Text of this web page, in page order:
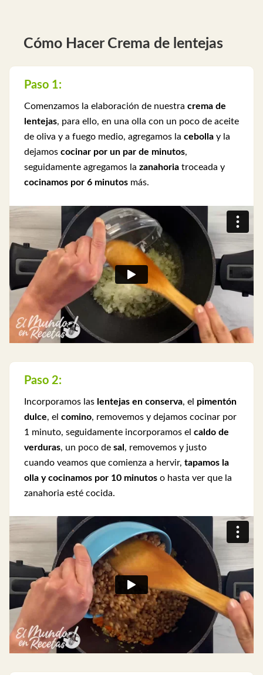
Cómo Hacer Crema de lentejas
Paso 1:
Comenzamos la elaboración de nuestra crema de
lentejas, para ello, en una olla con un poco de aceite
de oliva y a fuego medio, agregamos la cebolla y la
dejamos cocinar por un par de minutos,
seguidamente agregamos la zanahoria troceada y
cocinamos por 6 minutos más.
Paso 2:
Incorporamos las lentejas en conserva, el pimentón
dulce, el comino, removemos y dejamos cocinar por
1 minuto, seguidamente incorporamos el caldo de
verduras, un poco de sal , removemos y justo
cuando veamos que comienza a hervir, tapamos la
olla y cocinamos por 10 minutos o hasta ver que la
zanahoria esté cocida.